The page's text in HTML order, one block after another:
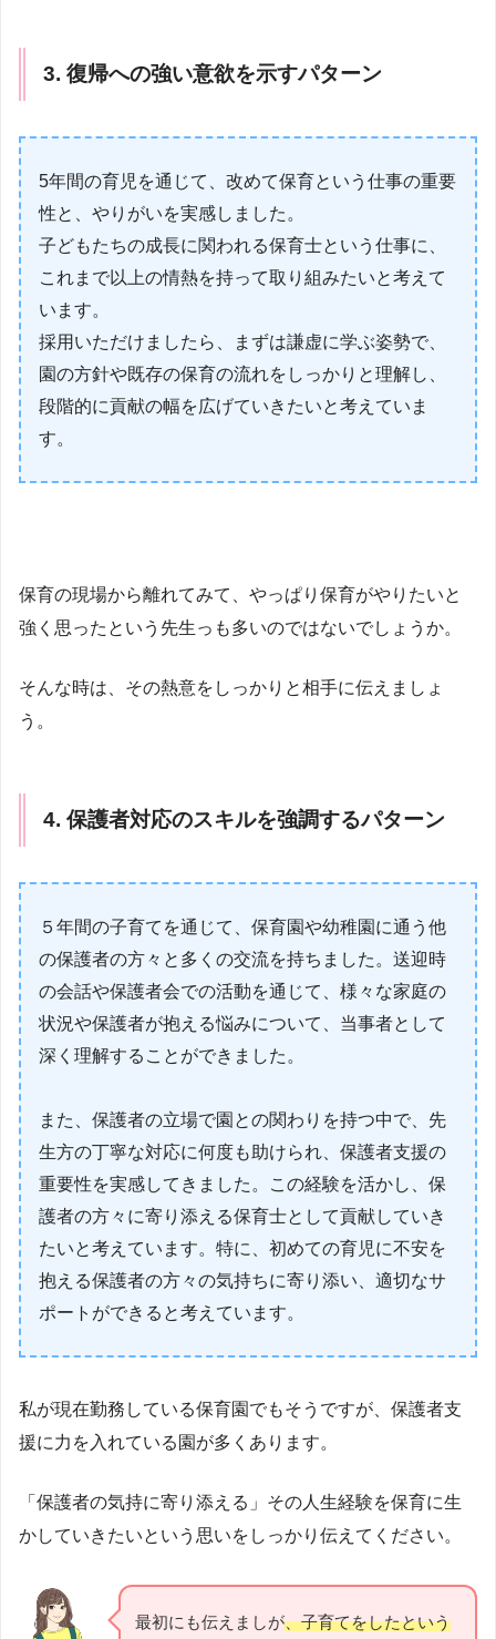
3. 復帰への強い意欲を示すパターン
5年間の育児を通じて、改めて保育という仕事の重要
性と、やりがいを実感しました。
子どもたちの成長に関われる保育士という仕事に、
これまで以上の情熱を持って取り組みたいと考えて
います。
採用いただけましたら、まずは謙虚に学ぶ姿勢で、
園の方針や既存の保育の流れをしっかりと理解し、
段階的に貢献の幅を広げていきたいと考えていま
す。
保育の現場から離れてみて、やっぱり保育がやりたいと
強く思ったという先生っも多いのではないでしょうか。
そんな時は、その熱意をしっかりと相手に伝えましょ
う。
4. 保護者対応のスキルを強調するパターン
５年間の子育てを通じて、保育園や幼稚園に通う他
の保護者の方々と多くの交流を持ちました。送迎時
の会話や保護者会での活動を通じて、様々な家庭の
状況や保護者が抱える悩みについて、当事者として
深く理解することができました。
また、保護者の立場で園との関わりを持つ中で、先
生方の丁寧な対応に何度も助けられ、保護者支援の
重要性を実感してきました。この経験を活かし、保
護者の方々に寄り添える保育士として貢献していき
たいと考えています。特に、初めての育児に不安を
抱える保護者の方々の気持ちに寄り添い、適切なサ
ポートができると考えています。
私が現在勤務している保育園でもそうですが、保護者支
援に力を入れている園が多くあります。
「保護者の気持に寄り添える」その人生経験を保育に生
かしていきたいという思いをしっかり伝えてください。
最初にも伝えましが、子育てをしたという